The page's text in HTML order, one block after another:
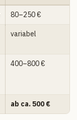
80–250 €
variabel
400–800 €
ab ca. 500 €